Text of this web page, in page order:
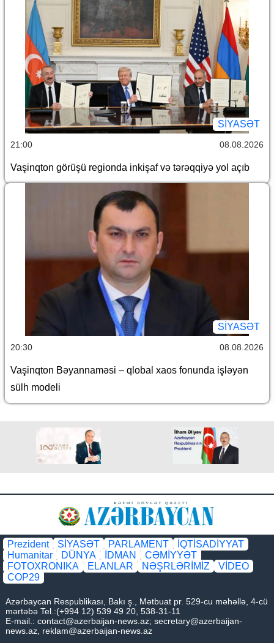
SİYASƏT
21:00 08.08.2026
Vaşinqton görüşü regionda inkişaf və tərəqqiyə yol açıb
SİYASƏT
20:30 08.08.2026
Vaşinqton Bəyannaməsi – qlobal xaos fonunda işləyən
sülh modeli
Prezident SİYASƏT PARLAMENT
İQTİSADİYYAT
Humanitar
DÜNYA İDMAN
CƏMİYYƏT
FOTOXRONIKA
ELANLAR NƏŞRLƏRİMİZ
VİDEO
COP29
Azərbaycan Respublikası, Bakı ş., Mətbuat pr. 529-cu məhəllə, 4-cü
mərtəbə Tel.:(+994 12) 539 49 20, 538-31-11
E-mail.: contact@azerbaijan-news.az; secretary@azerbaijan-
news.az, reklam@azerbaijan-news.az